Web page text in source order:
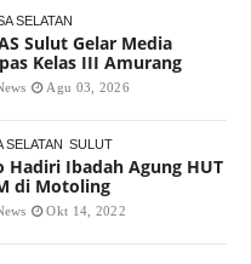
SELATAN
Sulut Gelar Media
Kelas III Amurang
Agu 03, 2026
SELATAN SULUT
Hadiri Ibadah Agung HUT
di Motoling
Okt 14, 2022